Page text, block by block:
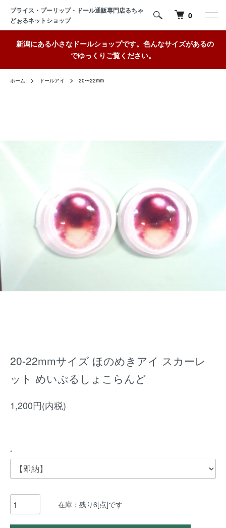
ブライス・プーリップ・ドール通販専門店るちゃ
どぉるネットショップ
0
新潟にある小さなドールショップです。色んなサイズがあるの
でゆっくりご覧ください。
ホーム ドールアイ 20〜22mm
20-22mmサイズ ほのめきアイ スカーレ
ット めいぷるしょこらんど
1,200円(内税)
.
在庫：残り6[点]です